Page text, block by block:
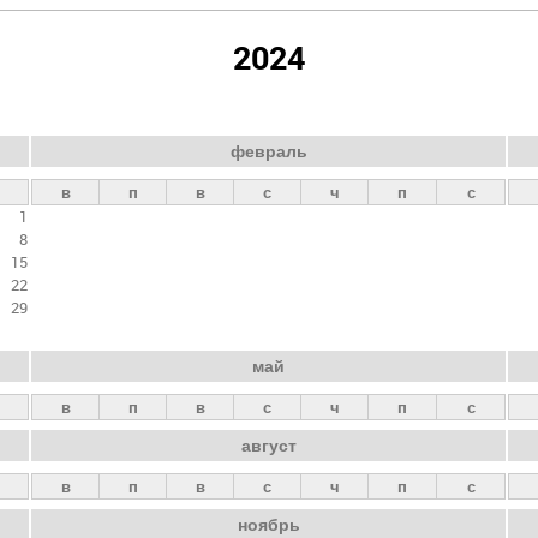
2024
1
8
15
22
29
февраль
в п в с ч п с
май
в п в с ч п с
август
в п в с ч п с
ноябрь